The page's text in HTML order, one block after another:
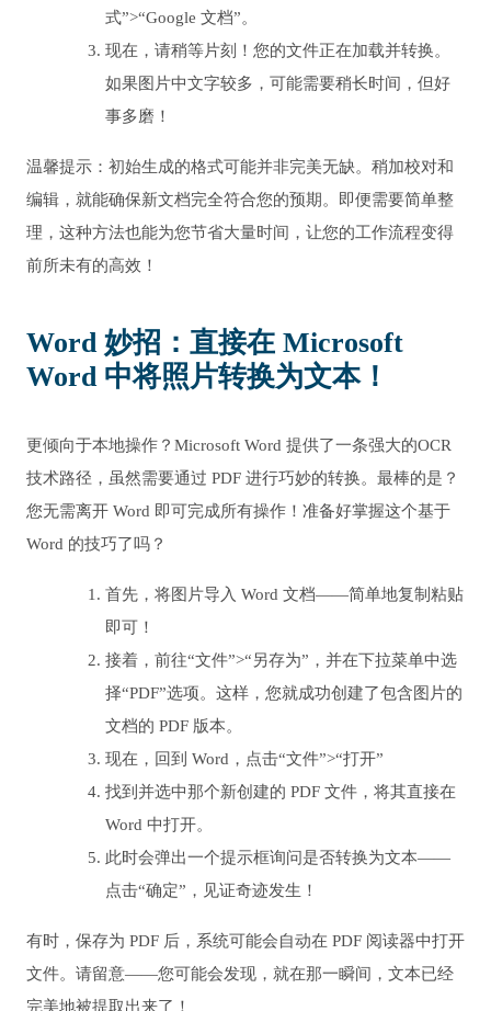
式”>“Google 文档”。
现在，请稍等片刻！您的文件正在加载并转换。
如果图片中文字较多，可能需要稍长时间，但好
事多磨！
温馨提示：初始生成的格式可能并非完美无缺。稍加校对和
编辑，就能确保新文档完全符合您的预期。即便需要简单整
理，这种方法也能为您节省大量时间，让您的工作流程变得
前所未有的高效！
Word 妙招：直接在 Microsoft
Word 中将照片转换为文本！
更倾向于本地操作？Microsoft Word 提供了一条强大的OCR
技术路径，虽然需要通过 PDF 进行巧妙的转换。最棒的是？
您无需离开 Word 即可完成所有操作！准备好掌握这个基于
Word 的技巧了吗？
首先，将图片导入 Word 文档——简单地复制粘贴
即可！
接着，前往“文件”>“另存为”，并在下拉菜单中选
择“PDF”选项。这样，您就成功创建了包含图片的
文档的 PDF 版本。
现在，回到 Word，点击“文件”>“打开”
找到并选中那个新创建的 PDF 文件，将其直接在
Word 中打开。
此时会弹出一个提示框询问是否转换为文本——
点击“确定”，见证奇迹发生！
有时，保存为 PDF 后，系统可能会自动在 PDF 阅读器中打开
文件。请留意——您可能会发现，就在那一瞬间，文本已经
完美地被提取出来了！